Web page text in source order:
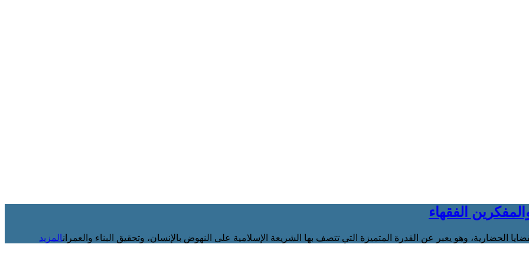
الفقهاء
الحضارية، وهو يعبر عن القدرة المتميزة التي تتصف بها الشريعة الإسلامية على النهوض بالإنسان، وتحقيق البناء والعمرانالمزيد